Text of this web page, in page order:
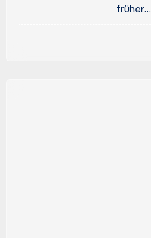
früher…